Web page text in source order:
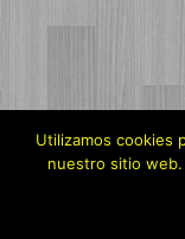
Utilizamos cookies
nuestro sitio